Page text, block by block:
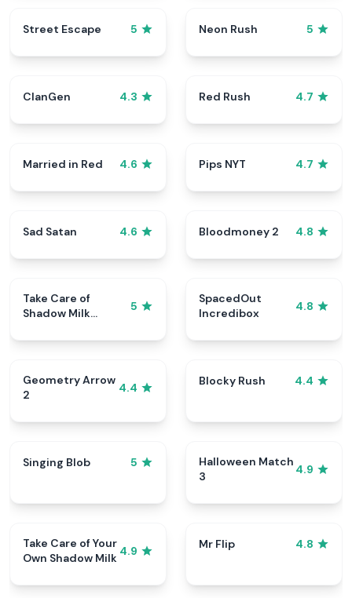
Street Escape 5 Neon Rush 5
ClanGen 4.3 Red Rush 4.7
Married in Red 4.6 Pips NYT 4.7
Sad Satan 4.6 Bloodmoney 2 4.8
Take Care of
Shadow Milk
5
SpacedOut
Incredibox
4.8
Geometry Arrow
2
4.4
Blocky Rush 4.4
Singing Blob 5
Halloween Match
3
4.9
Take Care of Your
Own Shadow Milk 4.9
Mr Flip 4.8